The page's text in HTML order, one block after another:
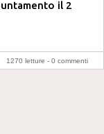
il 2
1270 letture - 0 commenti